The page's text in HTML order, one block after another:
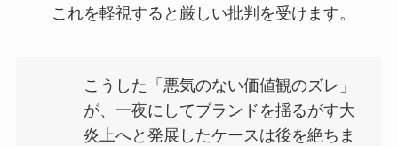
これを軽視すると厳しい批判を受けます。
こうした「悪気のない価値観のズレ」
が、一夜にしてブランドを揺るがす大
炎上へと発展したケースは後を絶ちま